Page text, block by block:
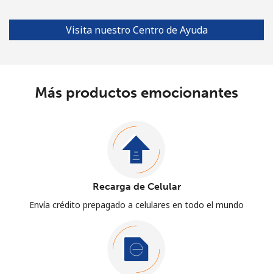
Visita nuestro Centro de Ayuda
Más productos emocionantes
Recarga de Celular
Envía crédito prepagado a celulares en todo el mundo